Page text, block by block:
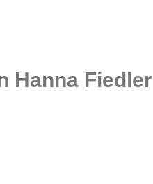
Hanna Fiedler